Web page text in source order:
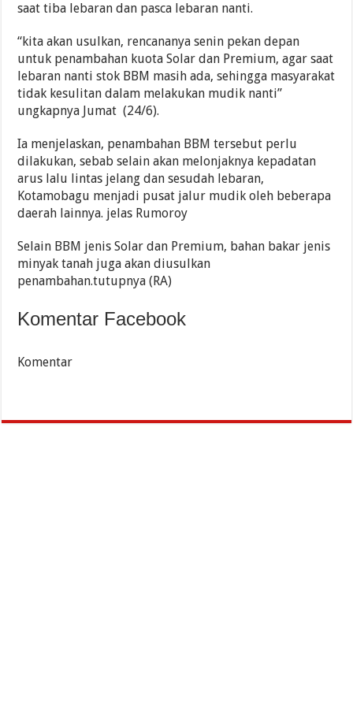
saat tiba lebaran dan pasca lebaran nanti.
“kita akan usulkan, rencananya senin pekan depan
untuk penambahan kuota Solar dan Premium, agar saat
lebaran nanti stok BBM masih ada, sehingga masyarakat
tidak kesulitan dalam melakukan mudik nanti”
ungkapnya Jumat (24/6).
Ia menjelaskan, penambahan BBM tersebut perlu
dilakukan, sebab selain akan melonjaknya kepadatan
arus lalu lintas jelang dan sesudah lebaran,
Kotamobagu menjadi pusat jalur mudik oleh beberapa
daerah lainnya. jelas Rumoroy
Selain BBM jenis Solar dan Premium, bahan bakar jenis
minyak tanah juga akan diusulkan
penambahan.tutupnya (RA)
Komentar Facebook
Komentar